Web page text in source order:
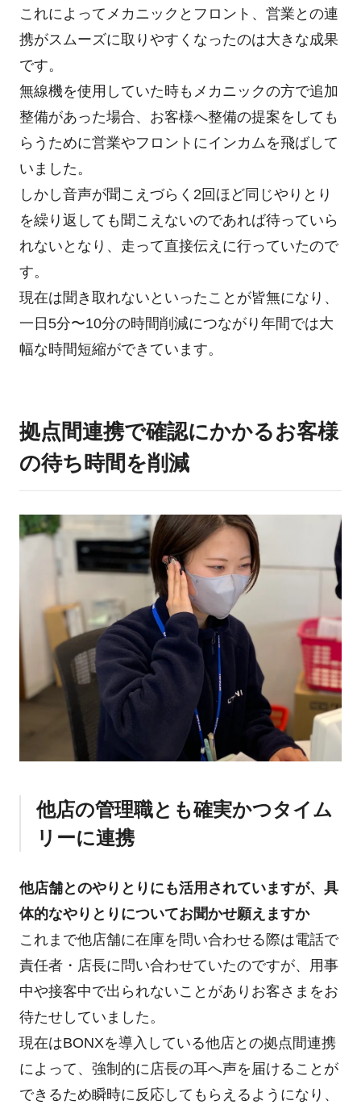
これによってメカニックとフロント、営業との連
携がスムーズに取りやすくなったのは大きな成果
です。
無線機を使用していた時もメカニックの方で追加
整備があった場合、お客様へ整備の提案をしても
らうために営業やフロントにインカムを飛ばして
いました。
しかし音声が聞こえづらく2回ほど同じやりとり
を繰り返しても聞こえないのであれば待っていら
れないとなり、走って直接伝えに行っていたので
す。
現在は聞き取れないといったことが皆無になり、
一日5分〜10分の時間削減につながり年間では大
幅な時間短縮ができています。
拠点間連携で確認にかかるお客様
の待ち時間を削減
他店の管理職とも確実かつタイム
リーに連携
他店舗とのやりとりにも活用されていますが、具
体的なやりとりについてお聞かせ願えますか
これまで他店舗に在庫を問い合わせる際は電話で
責任者・店長に問い合わせていたのですが、用事
中や接客中で出られないことがありお客さまをお
待たせしていました。
現在はBONXを導入している他店との拠点間連携
によって、強制的に店長の耳へ声を届けることが
できるため瞬時に反応してもらえるようになり、